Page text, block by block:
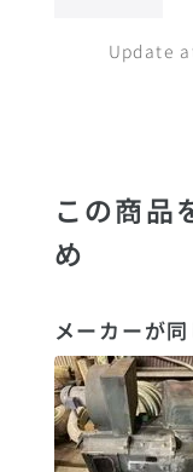
Update
この商品
め
メーカーが